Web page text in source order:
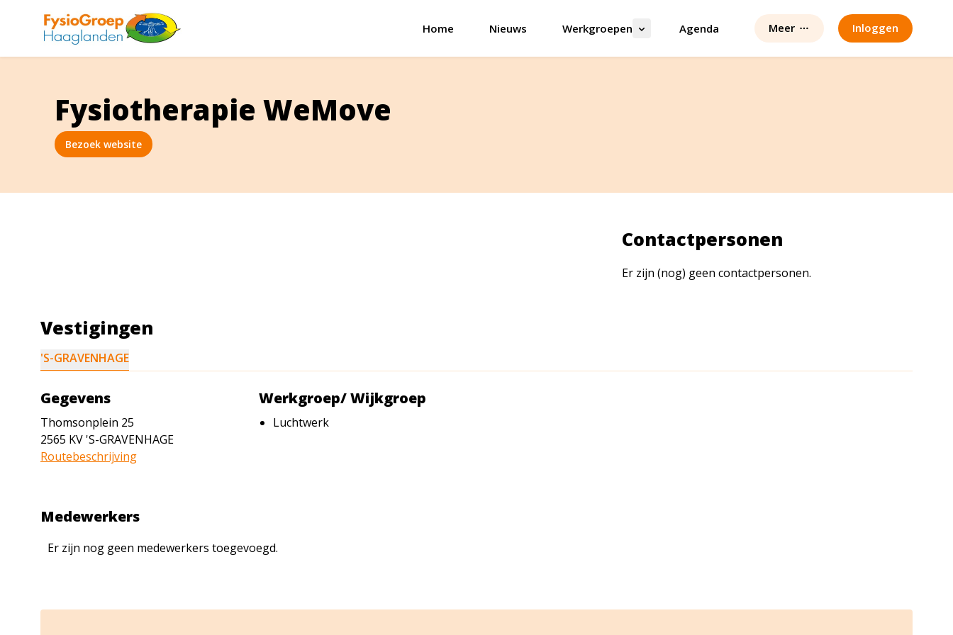
Home Nieuws Werkgroepen Agenda Meer Inloggen
Fysiotherapie WeMove
Bezoek website
Contactpersonen
Er zijn (nog) geen contactpersonen.
Vestigingen
'S-GRAVENHAGE
Gegevens
Thomsonplein 25
2565 KV 'S-GRAVENHAGE
Routebeschrijving
Werkgroep/ Wijkgroep
Luchtwerk
Medewerkers
Er zijn nog geen medewerkers toegevoegd.